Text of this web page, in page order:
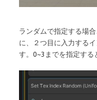
ランダムで指定する場
に、２つ目に入力する
す。0~3までを指定する